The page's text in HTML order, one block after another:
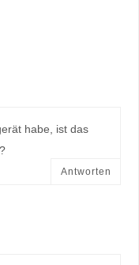
habe, ist das
Antworten